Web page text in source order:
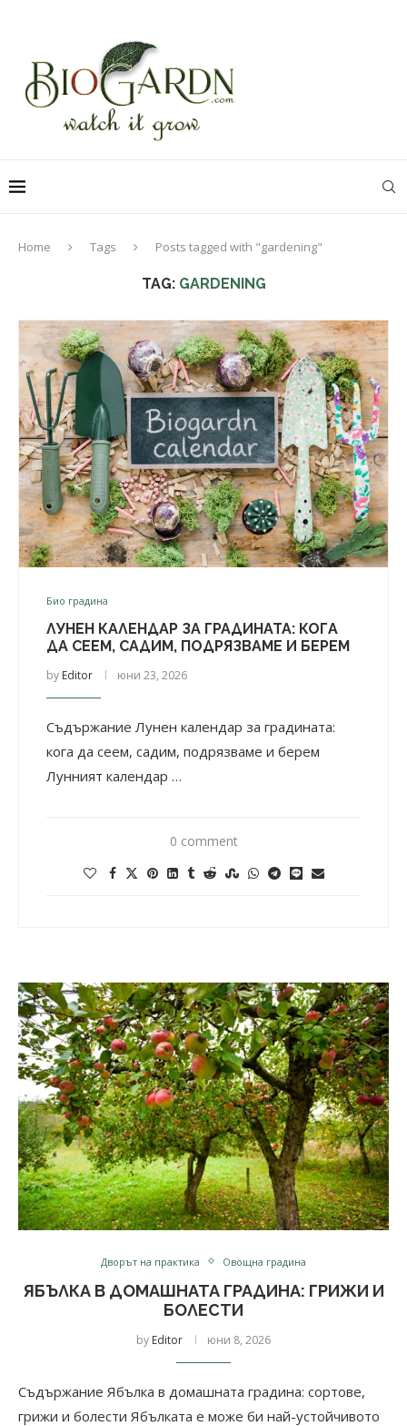
Home Tags Posts tagged with "gardening"
TAG: GARDENING
Био градина
ЛУНЕН КАЛЕНДАР ЗА ГРАДИНАТА: КОГА
ДА СЕЕМ, САДИМ, ПОДРЯЗВАМЕ И БЕРЕМ
by Editor юни 23, 2026
Съдържание Лунен календар за градината:
кога да сеем, садим, подрязваме и берем
Лунният календар …
0 comment
Дворът на практика Овощна градина
ЯБЪЛКА В ДОМАШНАТА ГРАДИНА: ГРИЖИ И
БОЛЕСТИ
by Editor юни 8, 2026
Съдържание Ябълка в домашната градина: сортове,
грижи и болести Ябълката е може би най-устойчивото